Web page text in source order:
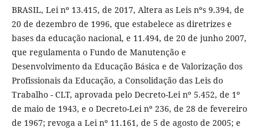
BRASIL, Lei nº 13.415, de 2017, Altera as Leis nºs 9.394, de
20 de dezembro de 1996, que estabelece as diretrizes e
bases da educação nacional, e 11.494, de 20 de junho 2007,
que regulamenta o Fundo de Manutenção e
Desenvolvimento da Educação Básica e de Valorização dos
Profissionais da Educação, a Consolidação das Leis do
Trabalho - CLT, aprovada pelo Decreto-Lei nº 5.452, de 1º
de maio de 1943, e o Decreto-Lei nº 236, de 28 de fevereiro
de 1967; revoga a Lei nº 11.161, de 5 de agosto de 2005; e